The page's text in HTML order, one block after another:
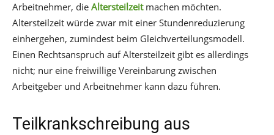
Arbeitnehmer, die Altersteilzeitmachen möchten.
Altersteilzeit würde zwar mit einer Stundenreduzierung
einhergehen, zumindest beim Gleichverteilungsmodell.
Einen Rechtsanspruch auf Altersteilzeit gibt es allerdings
nicht; nur eine freiwillige Vereinbarung zwischen
Arbeitgeber und Arbeitnehmer kann dazu führen.
Teilkrankschreibung aus